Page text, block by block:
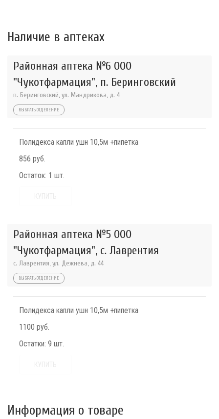
Наличие в аптеках
Районная аптека №6 ООО
"Чукотфармация", п. Беринговский
п. Беринговский, ул. Мандрикова, д. 4
ВЫБРАТЬ ОТДЕЛЕНИЕ
Полидекса капли ушн 10,5м +пипетка
856 руб.
Остаток: 1 шт.
Районная аптека №5 ООО
"Чукотфармация", с. Лаврентия
с. Лаврентия, ул. Дежнева, д. 44
ВЫБРАТЬ ОТДЕЛЕНИЕ
Полидекса капли ушн 10,5м +пипетка
1100 руб.
Остатки: 9 шт.
Информация о товаре